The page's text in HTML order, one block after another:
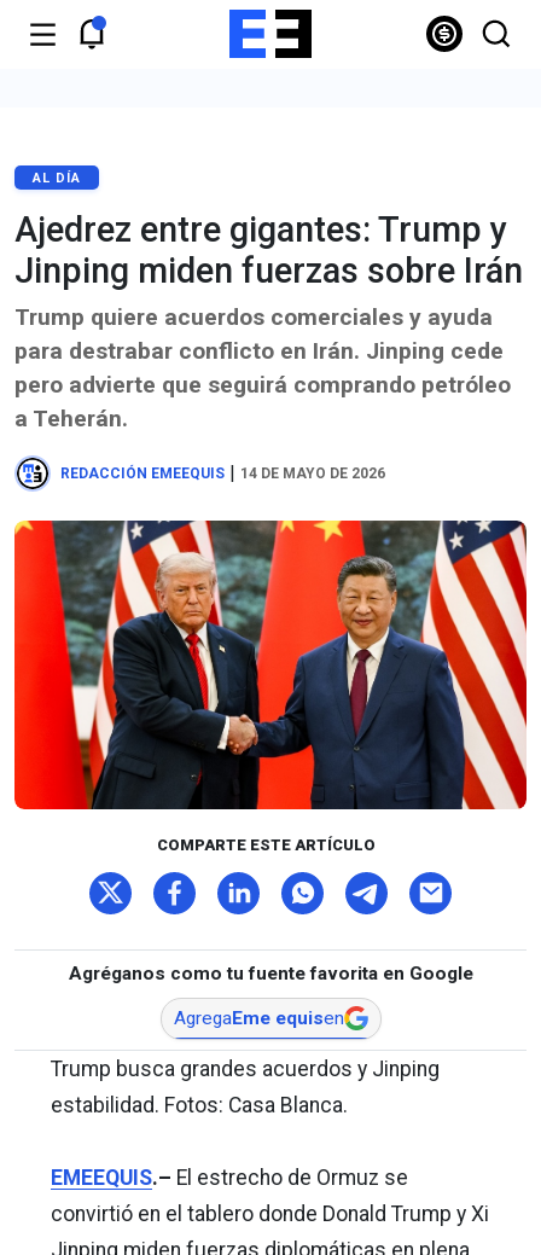
AL DÍA
Ajedrez entre gigantes: Trump y
Jinping miden fuerzas sobre Irán
Trump quiere acuerdos comerciales y ayuda
para destrabar conflicto en Irán. Jinping cede
pero advierte que seguirá comprando petróleo
a Teherán.
REDACCIÓN EMEEQUIS | 14 DE MAYO DE 2026
COMPARTE ESTE ARTÍCULO
Agréganos como tu fuente favorita en Google
AgregaEme equisen
Trump busca grandes acuerdos y Jinping
estabilidad. Fotos: Casa Blanca.
EMEEQUIS.– El estrecho de Ormuz se
convirtió en el tablero donde Donald Trump y Xi
Jinping miden fuerzas diplomáticas en plena